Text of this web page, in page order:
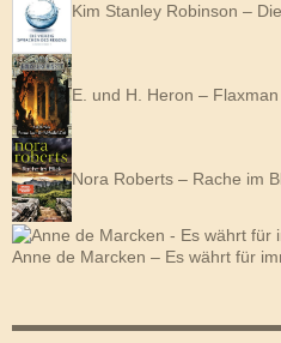
Kim Stanley Robinson –
E. und H. Heron –
Nora Roberts – Rache im
Anne de Marcken – Es währt für